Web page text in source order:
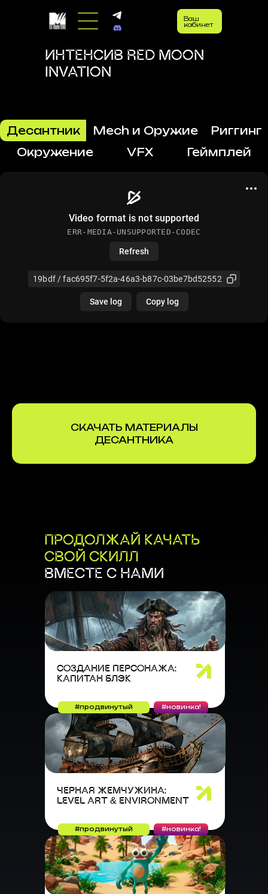
Ваш
кабинет
ИНТЕНСИВ RED MOON
INVATION
Десантник Mech и Оружие
Риггинг
Окружение
VFX Геймплей
СКАЧАТЬ МАТЕРИАЛЫ
ДЕСАНТНИКА
ПРОДОЛЖАЙ КАЧАТЬ
СВОЙ СКИЛЛ
ВМЕСТЕ С НАМИ
СОЗДАНИЕ ПЕРСОНАЖА:
КАПИТАН БЛЭК
#продвинутый #новинка!
ЧЕРНАЯ ЖЕМЧУЖИНА:
LEVEL ART & ENVIRONMENT
#продвинутый #новинка!